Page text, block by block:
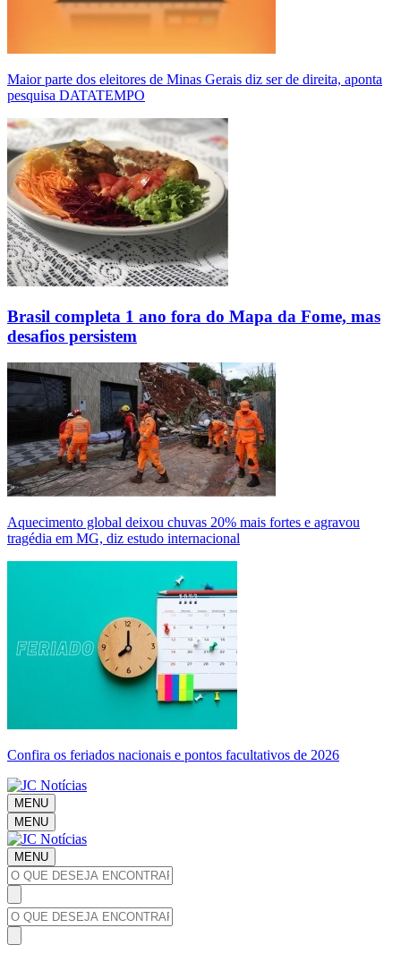
Maior parte dos eleitores de Minas Gerais diz ser de direita, aponta
pesquisa DATATEMPO
Brasil completa 1 ano fora do Mapa da Fome, mas
desafios persistem
Aquecimento global deixou chuvas 20% mais fortes e agravou
tragédia em MG, diz estudo internacional
Confira os feriados nacionais e pontos facultativos de 2026
MENU
MENU
MENU